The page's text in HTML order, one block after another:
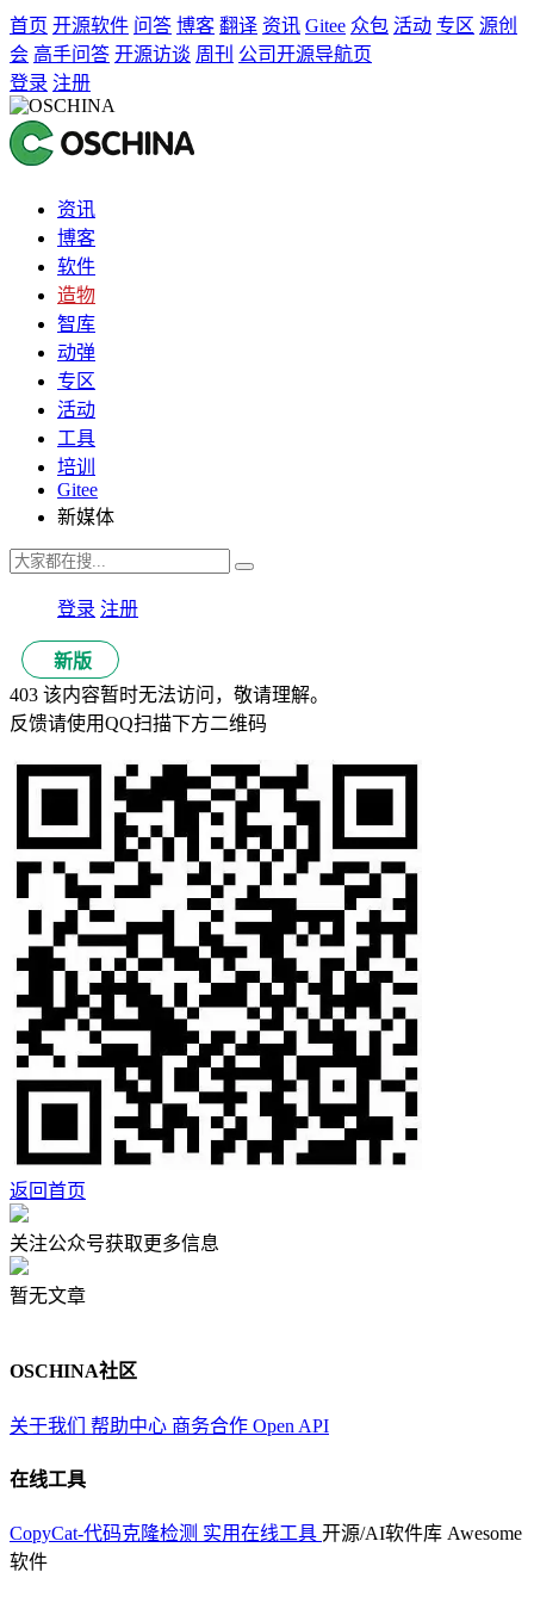
首页 开源软件 问答 博客 翻译 资讯 Gitee 众包 活动 专区 源创
会 高手问答 开源访谈 周刊 公司开源导航页
登录 注册
资讯
博客
软件
造物
智库
动弹
专区
活动
工具
培训
Gitee
新媒体
登录 注册
新版
403 该内容暂时无法访问，敬请理解。
反馈请使用QQ扫描下方二维码
返回首页
关注公众号获取更多信息
暂无文章
OSCHINA社区
关于我们 帮助中心 商务合作 Open API
在线工具
CopyCat-代码克隆检测 实用在线工具 开源/AI软件库 Awesome
软件